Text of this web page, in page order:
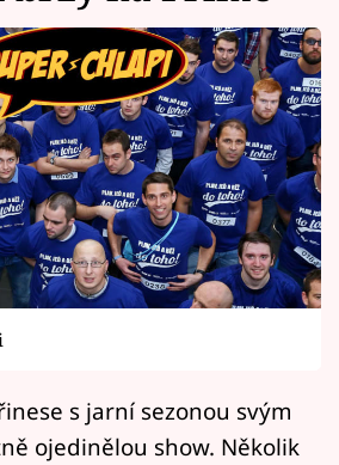
Karlovy Vary
s jarní sezonou svým
ojedinělou show. Několik